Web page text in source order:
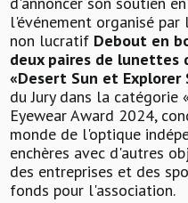
l'événement organisé
non lucratifDebout en
deux paires de lunettes
«Desert Sun et Explorer
du Jury dans la catégorie
Eyewear Award 2024,
monde de l'optique
enchères avec d'autres
des entreprises et des
fonds pour l'association.